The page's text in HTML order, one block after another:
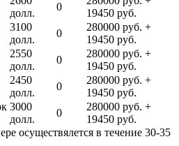
долл.
0
19450 руб.
3100
долл.
0
280000 руб. +
19450 руб.
2550
долл.
0
280000 руб. +
19450 руб.
2450
долл.
0
280000 руб. +
19450 руб.
3000
долл.
0
280000 руб. +
19450 руб.
осуществялется в течение 30-35